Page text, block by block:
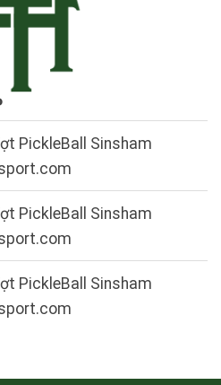
PickleBall Sinsham
PickleBall Sinsham
PickleBall Sinsham